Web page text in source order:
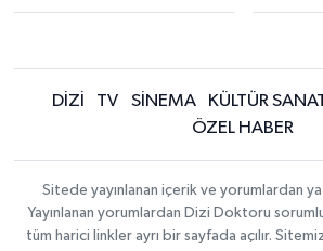
DİZİ TV SİNEMA KÜLTÜR
ÖZEL HABER
Sitede yayınlanan içerik ve yorumlardan
Yayınlanan yorumlardan Dizi Doktoru
tüm harici linkler ayrı bir sayfada açılır.